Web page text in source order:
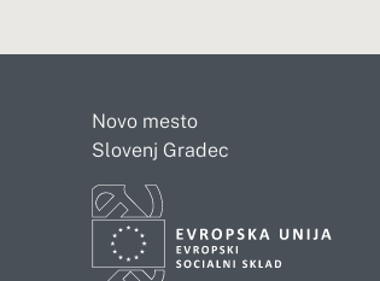
Novo mesto
Slovenj Gradec